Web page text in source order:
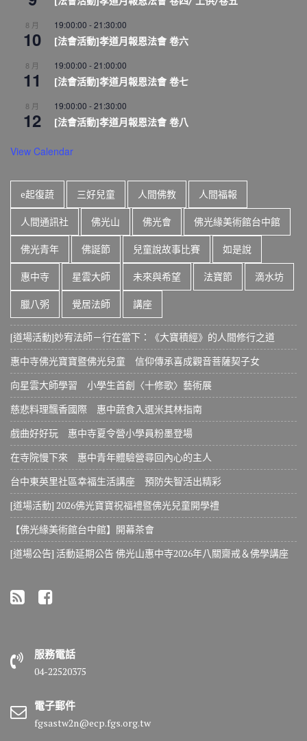
8 月
10
19:00:00 -21:30:00
[法會活動]孝道月報恩法會 卷六
8 月
11
19:00:00 -21:00:00
[法會活動]孝道月報恩法會 卷七
8 月
12
19:00:00 -21:30:00
[法會活動]孝道月報恩法會 卷八
View Calendar
e起復蔬 三好兒童 人間佛教 人間福報
人間通訊社 佛光山 佛光會 佛光緣美術館台中館
佛光青年 佛誕節 兒童說故事比賽 如是說
惠中寺 星雲大師 未來與希望 法寶節 滴水坊
臘八粥 覺居法師 講座
[道場活動]妙宥法師－行在當下：《大寶積經》的人間修行之道
惠中寺佛光寶寶暨佛光兒童 信仰傳承喜成觀音菩薩契子女
向星雲大師學習 小學生首創〈十修歌〉藝術展
慈悲料理飄香國際 惠中蔬食入選米其林指南
戲曲好好玩 惠中寺夏令營小學員粉墨登場
在寺院慢下來 惠中青年體驗營尋回內心的主人
台中東英里社區幸福生活講座 預防失智活出精彩
[道場活動] 2026佛光寶寶祝福禮暨佛光兒童開學禮
【佛光緣美術館台中館】開幕茶會
[道場公告] 活動延期公告 佛光山惠中寺2026年八關齋戒＆佛學講座
服務電話
04-22520375
電子郵件
fgsastw2n@ecp.fgs.org.tw